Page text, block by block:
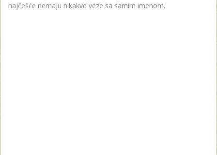
najčešće nemaju nikakve veze sa samim imenom.